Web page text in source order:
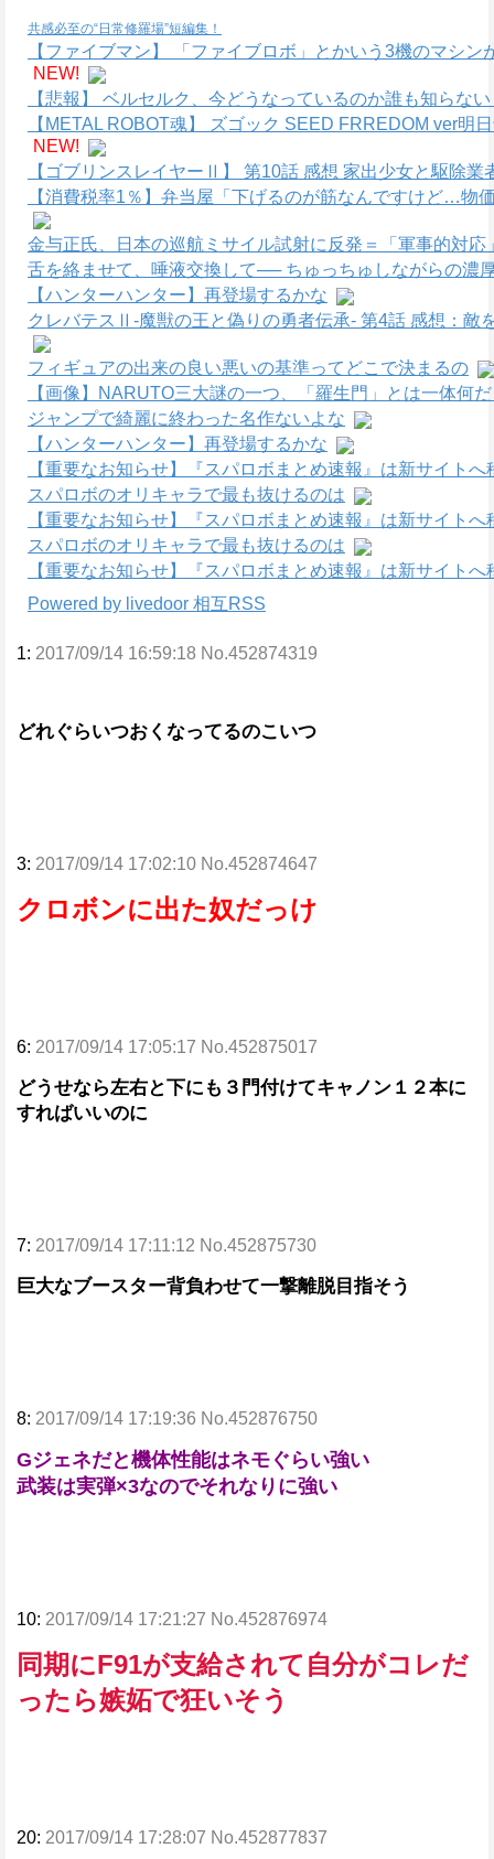
共感必至の“日常修羅場”短編集！
【ファイブマン】 「ファイブロボ」とかいう3機のマシン
NEW!
【悲報】 ベルセルク、今どうなっているのか誰も知らな
【METAL ROBOT魂】 ズゴック SEED FRREDOM ver
NEW!
【ゴブリンスレイヤーⅡ】 第10話 感想 家出少女と駆除業
【消費税率1％】弁当屋「下げるのが筋なんですけど…物
金与正氏、日本の巡航ミサイル試射に反発＝「軍事的対応
舌を絡ませて、唾液交換して── ちゅっちゅしながらの濃
【ハンターハンター】再登場するかな
クレバテスⅡ-魔獣の王と偽りの勇者伝承- 第4話 感想：敵
フィギュアの出来の良い悪いの基準ってどこで決まるの
【画像】NARUTO三大謎の一つ、「羅生門」とは一体何
ジャンプで綺麗に終わった名作ないよな
【ハンターハンター】再登場するかな
【重要なお知らせ】『スパロボまとめ速報』は新サイトへ
スパロボのオリキャラで最も抜けるのは
【重要なお知らせ】『スパロボまとめ速報』は新サイトへ
スパロボのオリキャラで最も抜けるのは
【重要なお知らせ】『スパロボまとめ速報』は新サイトへ
Powered by livedoor 相互RSS
1: 2017/09/14 16:59:18 No.452874319
どれぐらいつおくなってるのこいつ
3: 2017/09/14 17:02:10 No.452874647
クロボンに出た奴だっけ
6: 2017/09/14 17:05:17 No.452875017
どうせなら左右と下にも３門付けてキャノン１２本に
すればいいのに
7: 2017/09/14 17:11:12 No.452875730
巨大なブースター背負わせて一撃離脱目指そう
8: 2017/09/14 17:19:36 No.452876750
Gジェネだと機体性能はネモぐらい強い
武装は実弾×3なのでそれなりに強い
10: 2017/09/14 17:21:27 No.452876974
同期にF91が支給されて自分がコレだ
ったら嫉妬で狂いそう
20: 2017/09/14 17:28:07 No.452877837